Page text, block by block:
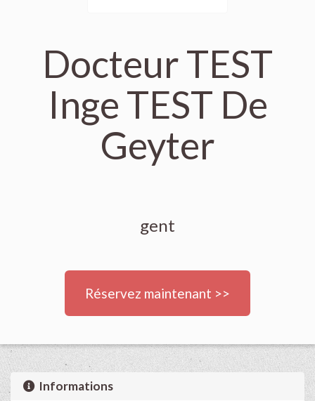
Docteur TEST
Inge TEST De
Geyter
gent
Réservez maintenant >>
Informations